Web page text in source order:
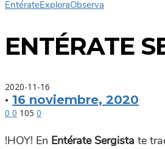
EntérateExploraObserva
ENTÉRATE
2020-11-16
· 16 noviembre, 2020
0 0 105 0
!HOY! En Entérate Sergista te